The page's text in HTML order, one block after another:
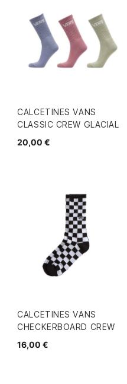
CALCETINES VANS
CLASSIC CREW GLACIAL
20,00 €
CALCETINES VANS
CHECKERBOARD CREW
16,00 €